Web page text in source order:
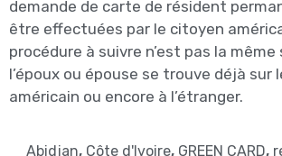
demande de carte de résident
être effectuées par le citoyen
procédure à suivre n’est pas la même
l’époux ou épouse se trouve déjà sur
américain ou encore à l’étranger.
Abidjan, Côte d'Ivoire, GREEN CARD,